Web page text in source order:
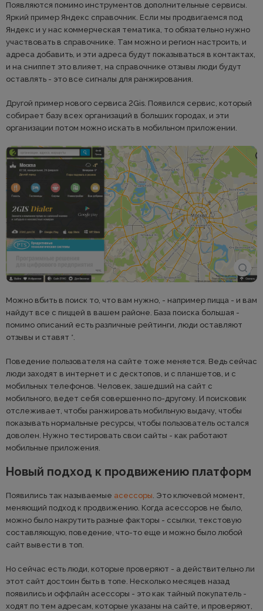
Появляются помимо инструментов дополнительные сервисы.
Яркий пример Яндекс справочник. Если мы продвигаемся под
Яндекс и у нас коммерческая тематика, то обязательно нужно
участвовать в справочнике. Там можно и регион настроить, и
адреса добавить, и эти адреса будут показываться в контактах,
и на сниппет это влияет, на справочнике отзывы люди будут
оставлять - это все сигналы для ранжирования.
Другой пример нового сервиса 2Gis. Появился сервис, который
собирает базу всех организаций в больших городах, и эти
организации потом можно искать в мобильном приложении.
Можно вбить в поиск то, что вам нужно, - например пицца - и вам
найдут все с пиццей в вашем районе. База поиска большая -
помимо описаний есть различные рейтинги, люди оставляют
отзывы и ставят *.
Поведение пользователя на сайте тоже меняется. Ведь сейчас
люди заходят в интернет и с десктопов, и с планшетов, и с
мобильных телефонов. Человек, зашедший на сайт с
мобильного, ведет себя совершенно по-другому. И поисковик
отслеживает, чтобы ранжировать мобильную выдачу, чтобы
показывать нормальные ресурсы, чтобы пользователь остался
доволен. Нужно тестировать свои сайты - как работают
мобильные приложения.
Новый подход к продвижению платформ
Появились так называемые асессоры . Это ключевой момент,
меняющий подход к продвижению. Когда асессоров не было,
можно было накрутить разные факторы - ссылки, текстовую
составляющую, поведение, что-то еще и можно было любой
сайт вывести в топ.
Но сейчас есть люди, которые проверяют - а действительно ли
этот сайт достоин быть в топе. Несколько месяцев назад
появились и оффлайн асессоры - это как тайный покупатель -
ходят по тем адресам, которые указаны на сайте, и проверяют,